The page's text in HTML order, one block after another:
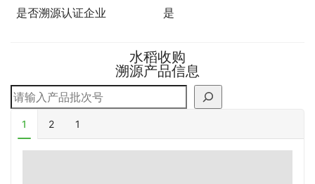
是否溯源认证企业 是
水稻收购
溯源产品信息
搜索
1 2 1